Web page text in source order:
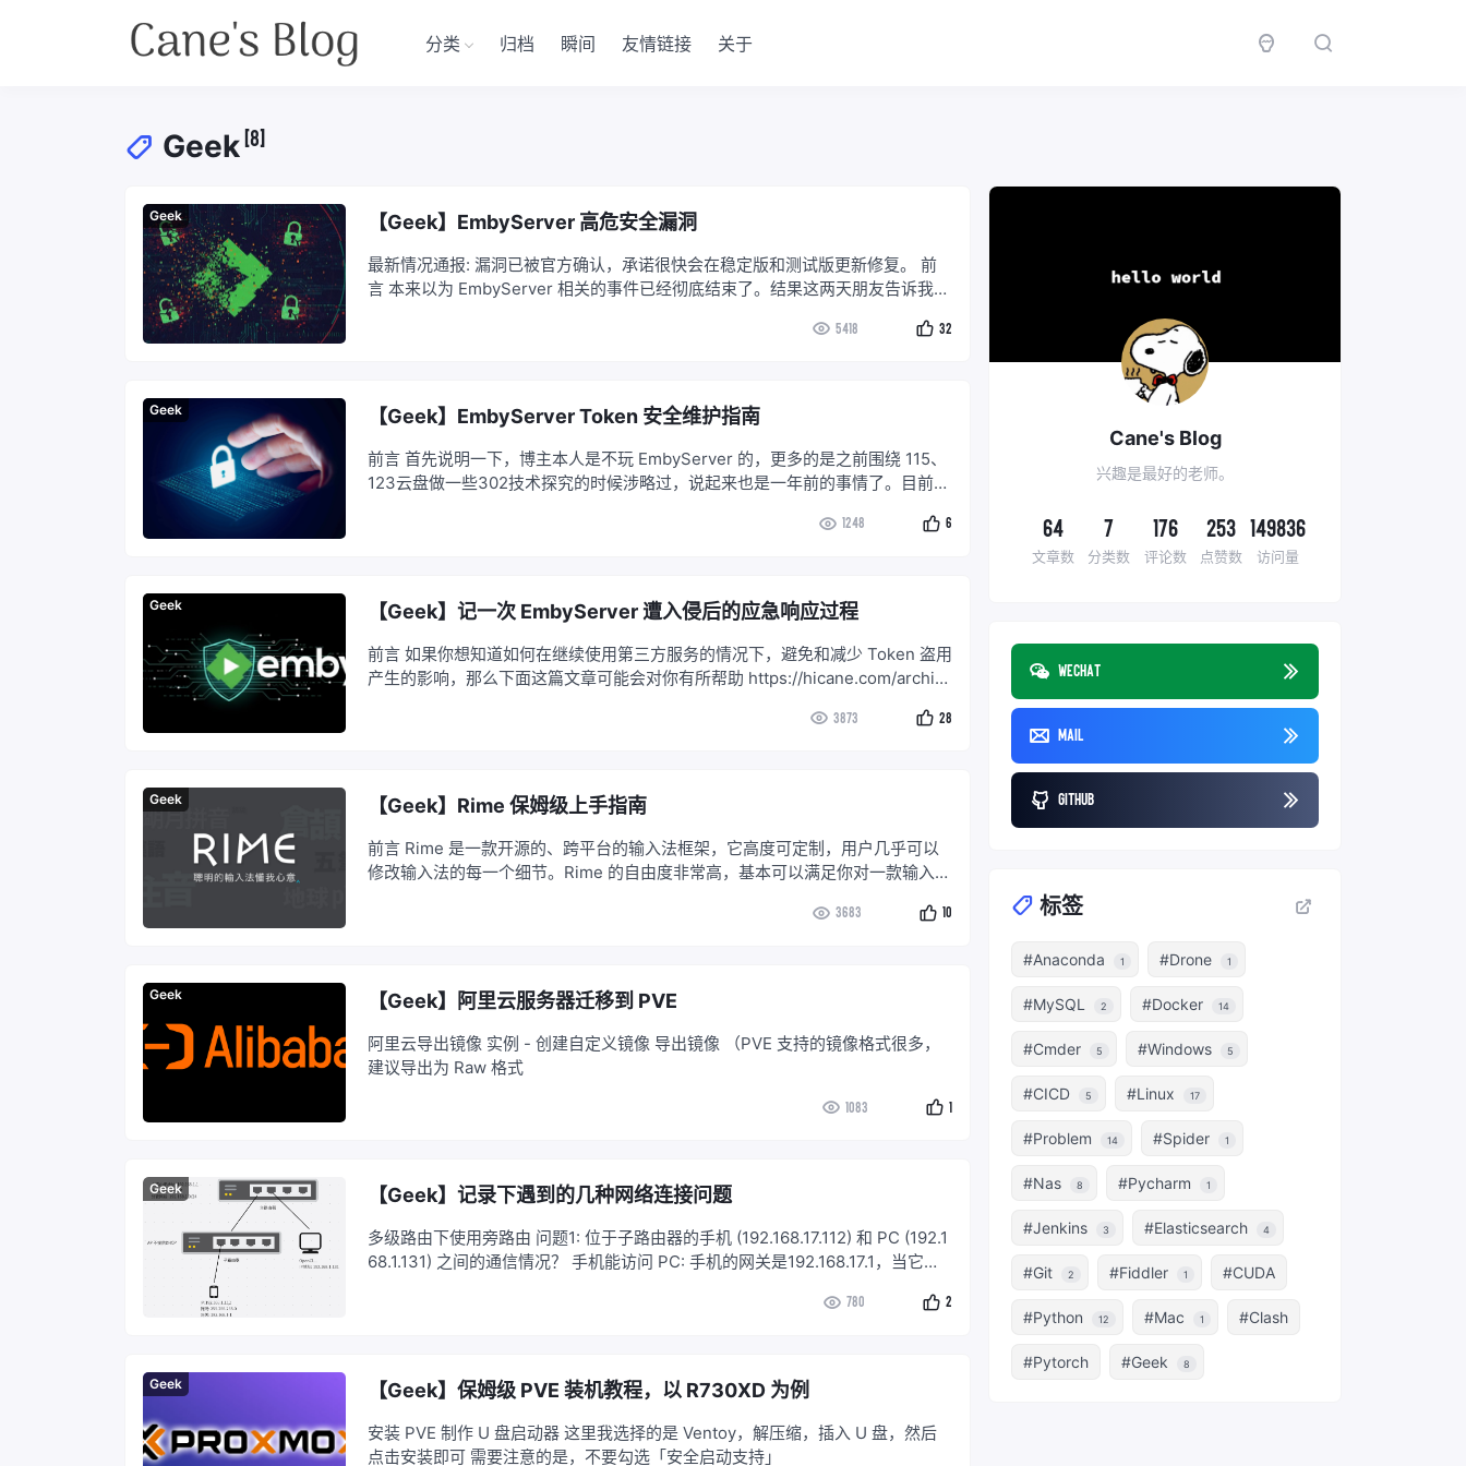
分类 归档 瞬间 友情链接 关于
Geek[8]
Geek 【Geek】EmbyServer 高危安全漏洞
最新情况通报: 漏洞已被官方确认，承诺很快会在稳定版和测试版更新修复。 前
言 本来以为 EmbyServer 相关的事件已经彻底结束了。结果这两天朋友告诉我，
5418 32
Geek 【Geek】EmbyServer Token 安全维护指南
前言 首先说明一下，博主本人是不玩 EmbyServer 的，更多的是之前围绕 115、
123云盘做一些302技术探究的时候涉略过，说起来也是一年前的事情了。目前家
1248 6
Geek 【Geek】记一次 EmbyServer 遭入侵后的应急响应过程
前言 如果你想知道如何在继续使用第三方服务的情况下，避免和减少 Token 盗用
产生的影响，那么下面这篇文章可能会对你有所帮助 https://hicane.com/archiv
3873 28
Geek 【Geek】Rime 保姆级上手指南
前言 Rime 是一款开源的、跨平台的输入法框架，它高度可定制，用户几乎可以
修改输入法的每一个细节。Rime 的自由度非常高，基本可以满足你对一款输入法
本篇教程可不能并不适用，阅读官网的文档是更好的选择 Rime 帮助指南。
3683 10
Geek 【Geek】阿里云服务器迁移到 PVE
阿里云导出镜像 实例 - 创建自定义镜像 导出镜像 （PVE 支持的镜像格式很多，
建议导出为 Raw 格式
1083 1
Geek 【Geek】记录下遇到的几种网络连接问题
多级路由下使用旁路由 问题1: 位于子路由器的手机 (192.168.17.112) 和 PC (192.1
68.1.131) 之间的通信情况？ 手机能访问 PC: 手机的网关是192.168.17.1，当它访
780 2
Geek 【Geek】保姆级 PVE 装机教程，以 R730XD 为例
安装 PVE 制作 U 盘启动器 这里我选择的是 Ventoy，解压缩，插入 U 盘，然后
点击安装即可 需要注意的是，不要勾选「安全启动支持」
Cane's Blog
兴趣是最好的老师。
64
文章数
7
分类数
176
评论数
253
点赞数
149836
访问量
WeChat
Mail
Github
标签
#Anaconda 1 #Drone 1
#MySQL 2 #Docker 14
#Cmder 5 #Windows 5
#CICD 5 #Linux 17
#Problem 14 #Spider 1
#Nas 8 #Pycharm 1
#Jenkins 3 #Elasticsearch 4
#Git 2 #Fiddler 1 #CUDA
#Python 12 #Mac 1 #Clash
#Pytorch #Geek 8